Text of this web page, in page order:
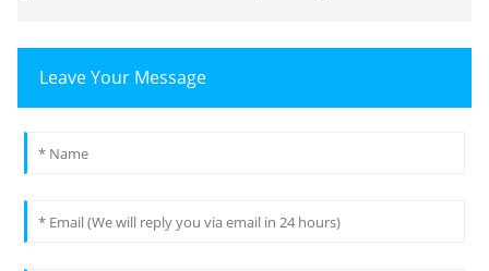
Leave Your Message